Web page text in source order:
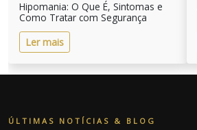
Hipomania: O Que É, Sintomas e
Como Tratar com Segurança
Ler mais
ÚLTIMAS NOTÍCIAS & BLOG